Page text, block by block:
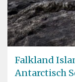
Falkland
Antarctisch